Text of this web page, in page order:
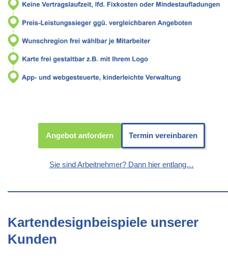
Angebot anfordern Termin vereinbaren
Sie sind Arbeitnehmer? Dann hier entlang…
Kartendesignbeispiele unserer
Kunden